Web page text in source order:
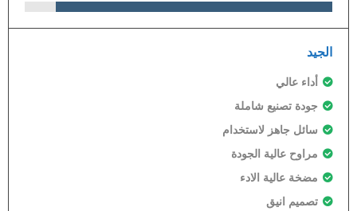
الجيد
أداء عالي
جودة تصنيع شاملة
سائل جاهز لاستخدام
مراوح عالية الجودة
مضخة عالية الادء
تصميم انيق